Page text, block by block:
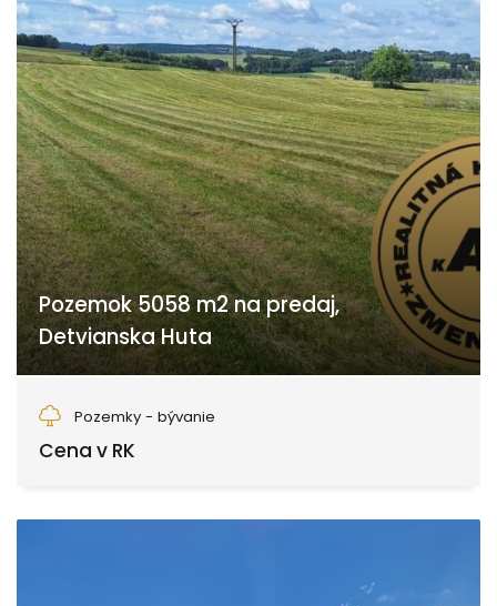
Pozemok 5058 m2 na predaj,
Detvianska Huta
Pozemky - bývanie
Cena v RK